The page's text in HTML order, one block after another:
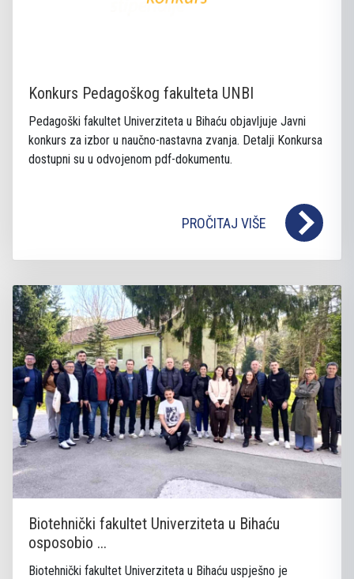
Konkurs Pedagoškog fakulteta UNBI
Pedagoški fakultet Univerziteta u Bihaću objavljuje Javni
konkurs za izbor u naučno-nastavna zvanja. Detalji Konkursa
dostupni su u odvojenom pdf-dokumentu.
PROČITAJ VIŠE
Biotehnički fakultet Univerziteta u Bihaću
osposobio ...
Biotehnički fakultet Univerziteta u Bihaću uspješno je